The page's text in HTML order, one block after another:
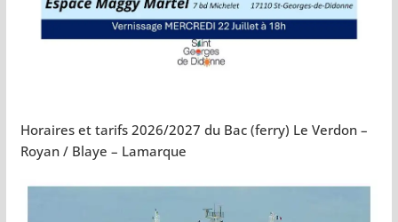
Horaires et tarifs 2026/2027 du Bac (ferry) Le Verdon –
Royan / Blaye – Lamarque